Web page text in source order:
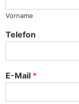
Vorname
Telefon
E-Mail *